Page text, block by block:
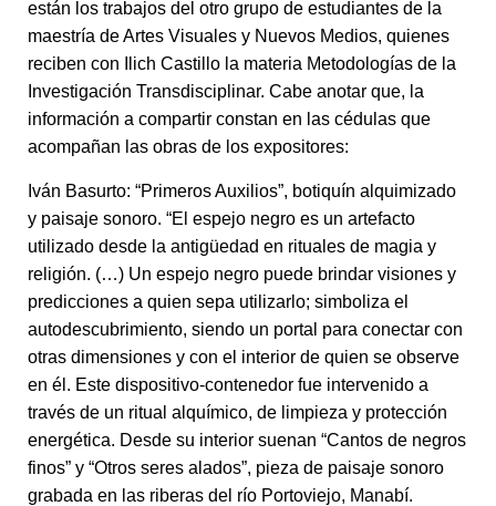
están los trabajos del otro grupo de estudiantes de la
maestría de Artes Visuales y Nuevos Medios, quienes
reciben con Ilich Castillo la materia Metodologías de la
Investigación Transdisciplinar. Cabe anotar que, la
información a compartir constan en las cédulas que
acompañan las obras de los expositores:
Iván Basurto: “Primeros Auxilios”, botiquín alquimizado
y paisaje sonoro. “El espejo negro es un artefacto
utilizado desde la antigüedad en rituales de magia y
religión. (…) Un espejo negro puede brindar visiones y
predicciones a quien sepa utilizarlo; simboliza el
autodescubrimiento, siendo un portal para conectar con
otras dimensiones y con el interior de quien se observe
en él. Este dispositivo-contenedor fue intervenido a
través de un ritual alquímico, de limpieza y protección
energética. Desde su interior suenan “Cantos de negros
finos” y “Otros seres alados”, pieza de paisaje sonoro
grabada en las riberas del río Portoviejo, Manabí.